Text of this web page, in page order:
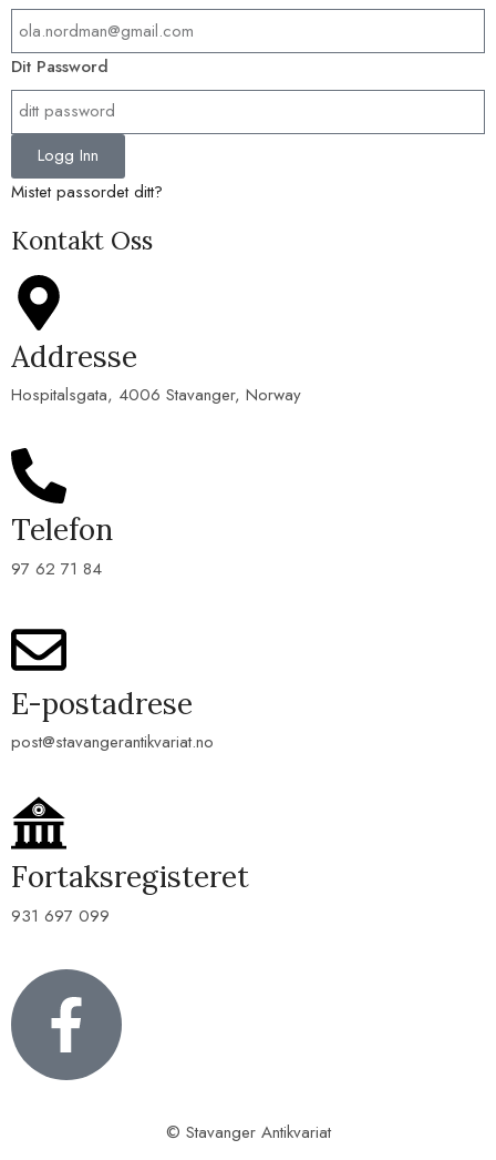
Dit Password
Logg Inn
Mistet passordet ditt?
Kontakt Oss
Addresse
Hospitalsgata, 4006 Stavanger, Norway
Telefon
97 62 71 84
E-postadrese
post@stavangerantikvariat.no
Fortaksregisteret
931 697 099
© Stavanger Antikvariat